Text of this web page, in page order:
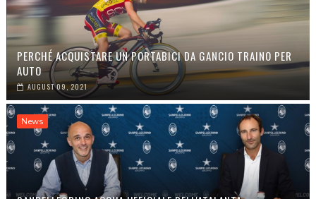
PERCHÉ ACQUISTARE UN PORTABICI DA GANCIO TRAINO PER
AUTO
AUGUST 09, 2021
News